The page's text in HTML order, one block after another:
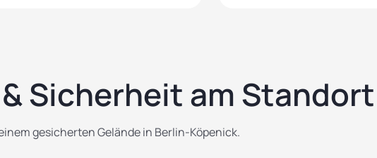
Sicherheit am Standort
gesicherten Gelände in Berlin-Köpenick.